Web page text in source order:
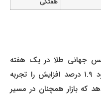
جهانی طلا در یک هفته
گذشته روندی صعودی داشته و حدود ۱.۹ درصد افزایش را تجربه
بازار همچنان در مسیر